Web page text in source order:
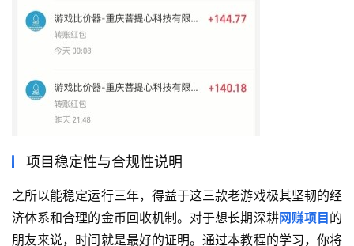
项目稳定性与合规性说明
之所以能稳定运行三年，得益于这三款老游戏极其坚韧的经
济体系和合理的金币回收机制。对于想长期深耕网赚项目的
朋友来说，时间就是最好的证明。通过本教程的学习，你将